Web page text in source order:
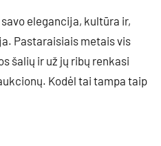
elegancija, kultūra ir,
Pastaraisiais metais vis
šalių ir už jų ribų renkasi
Kodėl tai tampa taip